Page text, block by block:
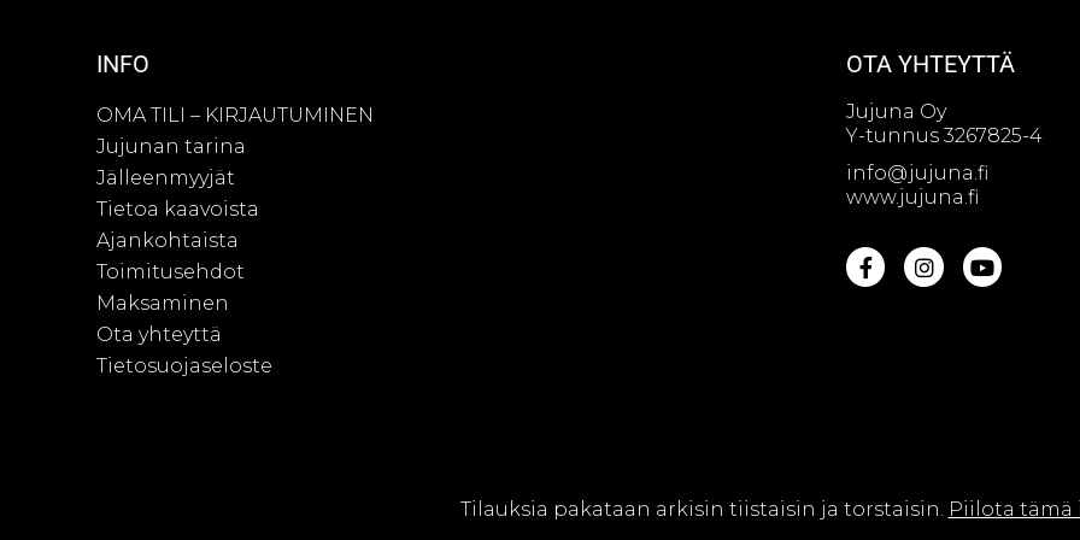
Tilauksia pakataan arkisin tiistaisin ja torstaisin. Piilota tämä
INFO
OMA TILI – KIRJAUTUMINEN
Jujunan tarina
Jälleenmyyjät
Tietoa kaavoista
Ajankohtaista
Toimitusehdot
Maksaminen
Ota yhteyttä
Tietosuojaseloste
OTA YHTEYTTÄ
Jujuna Oy
Y-tunnus 3267825-4
info@jujuna.fi
www.jujuna.fi
© Jujuna Oy || Web design bySivutaikuri Oy